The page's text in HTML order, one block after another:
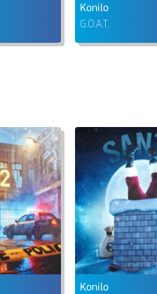
Konilo
G.O.A.T.
Konilo